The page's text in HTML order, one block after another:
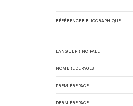
RÉFÉRENCE BIBLIOGRAPHIQUE
LANGUE PRINCIPALE
NOMBRE DE PAGES
PREMIÈRE PAGE
DERNIÈRE PAGE